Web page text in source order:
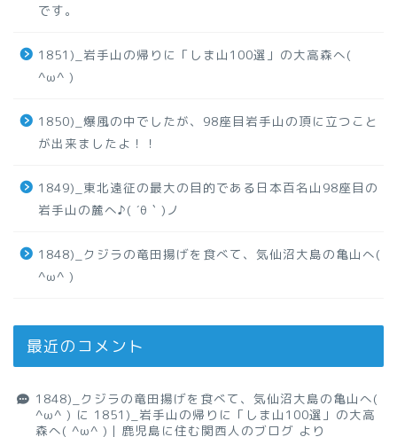
です。
1851)_岩手山の帰りに「しま山100選」の大高森へ(
^ω^ )
1850)_爆風の中でしたが、98座目岩手山の頂に立つこと
が出来ましたよ！！
1849)_東北遠征の最大の目的である日本百名山98座目の
岩手山の麓へ♪( ´θ｀)ノ
1848)_クジラの竜田揚げを食べて、気仙沼大島の亀山へ(
^ω^ )
最近のコメント
1848)_クジラの竜田揚げを食べて、気仙沼大島の亀山へ(
^ω^ ) に 1851)_岩手山の帰りに「しま山100選」の大高
森へ( ^ω^ )｜鹿児島に住む関西人のブログ より